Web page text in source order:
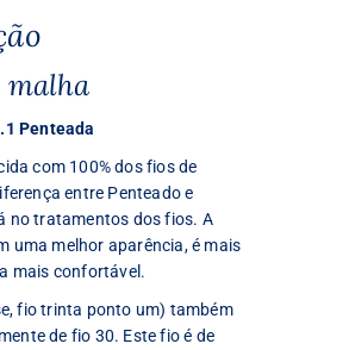
malha
Penteada
com 100% dos fios de
entre Penteado e
no tratamentos dos fios. A
uma melhor aparência, é mais
mais confortável.
fio trinta ponto um) também
de fio 30. Este fio é de